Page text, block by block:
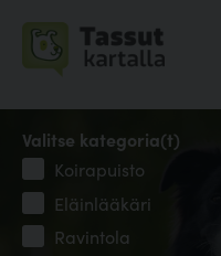
Valitse kategoria(t)
Koirapuisto
Eläinlääkäri
Ravintola